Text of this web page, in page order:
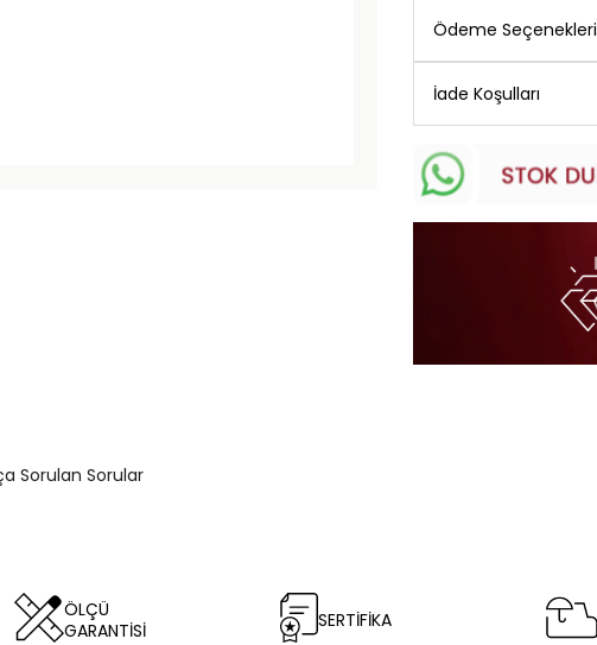
Ödeme Seçenekleri
İade Koşulları
Sorulan Sorular
ÖLÇÜ
GARANTİSİ
SERTİFİKA